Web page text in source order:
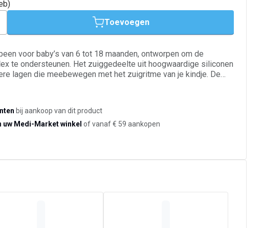
Toevoegen
voor baby’s van 6 tot 18 maanden, ontworpen om de
te ondersteunen. Het zuiggedeelte uit hoogwaardige siliconen
lagen die meebewegen met het zuigritme van je kindje. De
de gevoelige huid.
bij aankoop van dit product
uw Medi-Market winkel of vanaf € 59 aankopen